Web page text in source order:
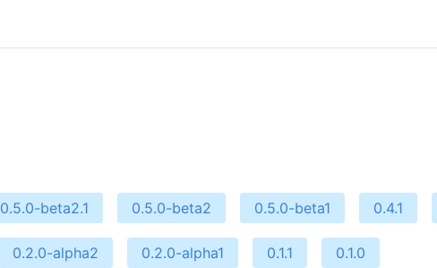
0.5.0-beta2.1 0.5.0-beta2 0.5.0-beta1 0.4.1
0.2.0-alpha2 0.2.0-alpha1 0.1.1 0.1.0